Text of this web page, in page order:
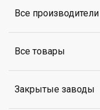
Все производители
Все товары
Закрытые заводы